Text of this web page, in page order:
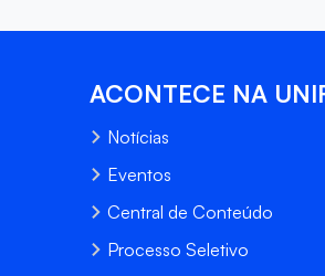
ACONTECE NA
Notícias
Eventos
Central de Conteúdo
Processo Seletivo